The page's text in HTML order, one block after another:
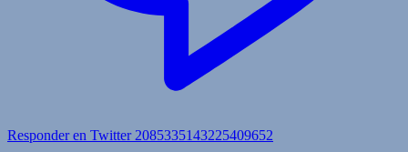
Responder en Twitter 2085335143225409652